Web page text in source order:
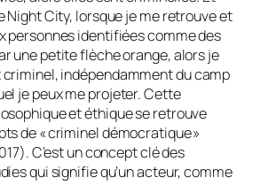
Night City, lorsque je me retrouve et
personnes identifiées comme des
une petite flèche orange, alors je
indépendamment du camp
je peux me projeter. Cette
et éthique se retrouve
de « criminel démocratique »
C’est un concept clé des
qui signifie qu’un acteur, comme